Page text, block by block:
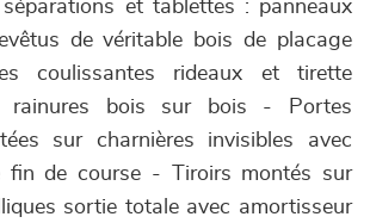
séparations et tablettes : panneaux
de véritable bois de placage
coulissantes rideaux et tirette
rainures bois sur bois - Portes
sur charnières invisibles avec
fin de course - Tiroirs montés sur
sortie totale avec amortisseur